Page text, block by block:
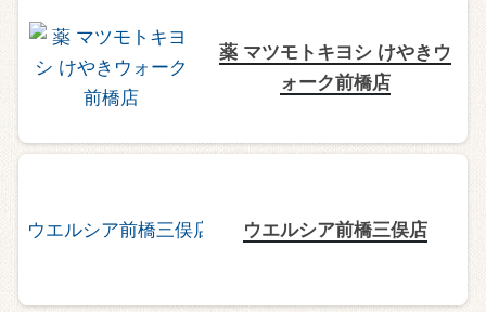
薬 マツモトキヨシ けやきウ
ォーク前橋店
ウエルシア前橋三俣店